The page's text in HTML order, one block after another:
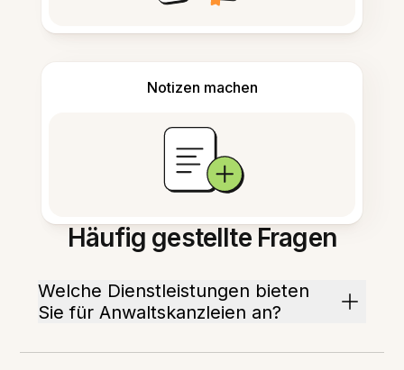
Notizen machen
Häufig gestellte Fragen
Welche Dienstleistungen bieten
Sie für Anwaltskanzleien an?